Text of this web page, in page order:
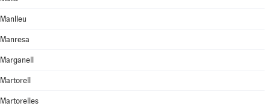
Manlleu
Manresa
Marganell
Martorell
Martorelles